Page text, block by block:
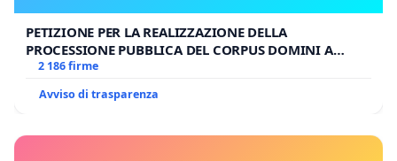
PETIZIONE PER LA REALIZZAZIONE DELLA
PROCESSIONE PUBBLICA DEL CORPUS DOMINI A
MILANO
2 186 firme
Avviso di trasparenza